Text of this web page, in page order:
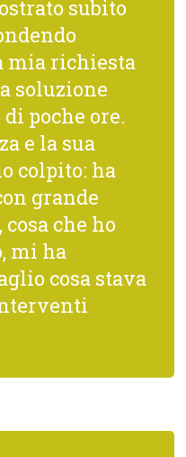
subito
mia richiesta
soluzione
poche ore.
e la sua
colpito: ha
grande
che ho
mi ha
cosa stava